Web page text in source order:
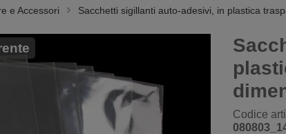
e Accessori Sacchetti sigillanti auto-adesivi, in plastica
Codice